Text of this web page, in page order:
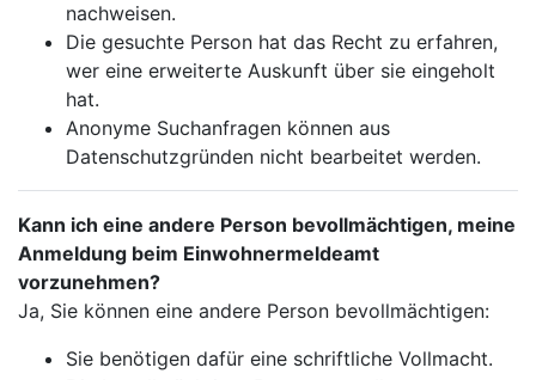
nachweisen.
Die gesuchte Person hat das Recht zu erfahren,
wer eine erweiterte Auskunft über sie eingeholt
hat.
Anonyme Suchanfragen können aus
Datenschutzgründen nicht bearbeitet werden.
Kann ich eine andere Person bevollmächtigen, meine
Anmeldung beim Einwohnermeldeamt
vorzunehmen?
Ja, Sie können eine andere Person bevollmächtigen:
Sie benötigen dafür eine schriftliche Vollmacht.